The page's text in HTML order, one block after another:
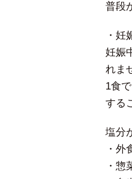
普段
・妊
妊娠
れま
1食
する
塩分
・外
・惣